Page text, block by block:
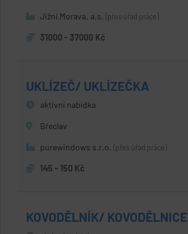
Jižní Morava, a.s. (přes úřad práce)
31000 - 37000 Kč
UKLÍZEČ/ UKLÍZEČKA
aktivní nabídka
Břeclav
purewindows s.r.o. (přes úřad práce)
145 - 150 Kč
KOVODĚLNÍK/ KOVODĚLNICE